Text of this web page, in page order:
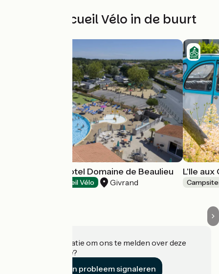
Andere Accueil Vélo in de buurt
Camping Chadotel Domaine de Beaulieu
Accueil Vélo Givrand
L'Ile aux
Heeft u informatie om ons te melden over deze
accommodatie?
Een probleem signaleren